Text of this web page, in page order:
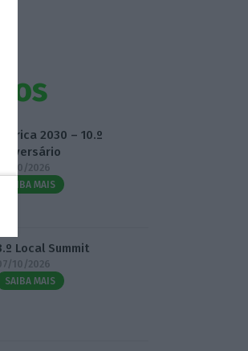
Fábrica 2030 – 10.º
Aniversário
14/10/2026
SAIBA MAIS
Local Summit
10/2026
SAIBA MAIS